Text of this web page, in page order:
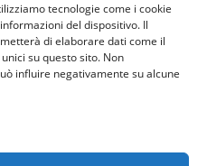
tecnologie come i cookie
del dispositivo. Il
di elaborare dati come il
su questo sito. Non
influire negativamente su alcune